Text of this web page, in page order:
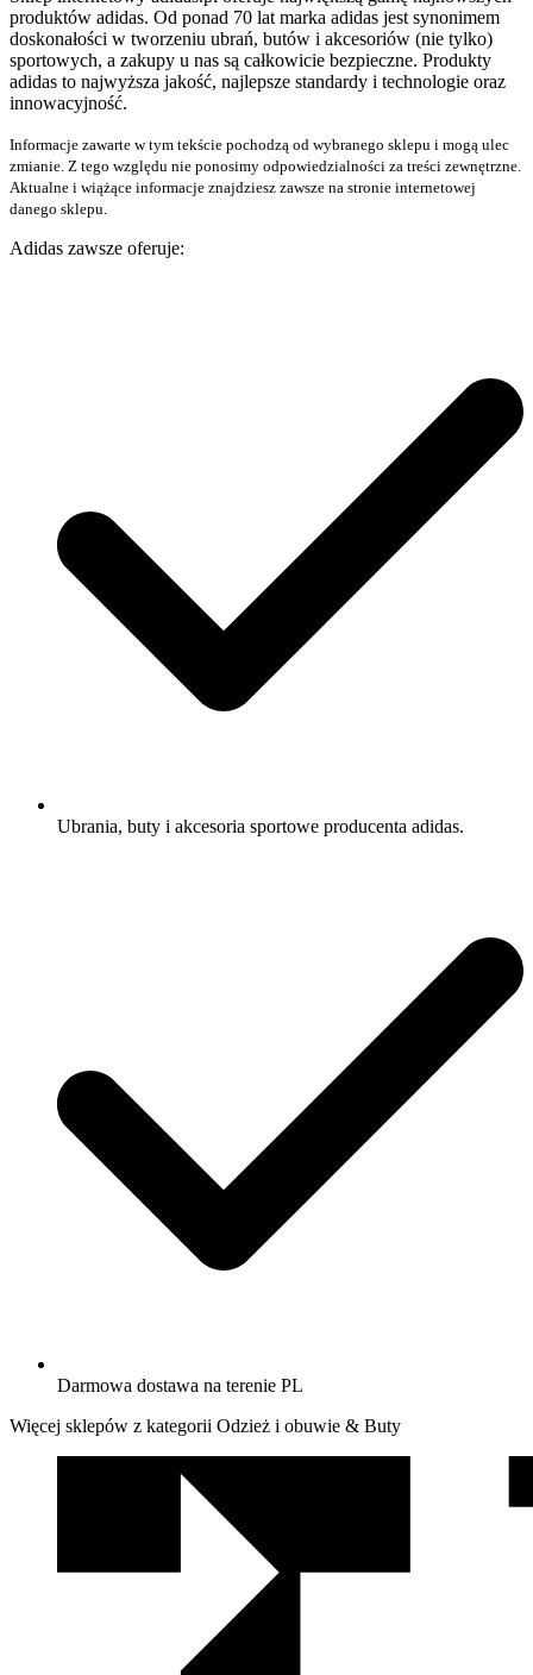
produktów adidas. Od ponad 70 lat marka adidas jest synonimem
doskonałości w tworzeniu ubrań, butów i akcesoriów (nie tylko)
sportowych, a zakupy u nas są całkowicie bezpieczne. Produkty
adidas to najwyższa jakość, najlepsze standardy i technologie oraz
innowacyjność.
Informacje zawarte w tym tekście pochodzą od wybranego sklepu i mogą ulec
zmianie. Z tego względu nie ponosimy odpowiedzialności za treści zewnętrzne.
Aktualne i wiążące informacje znajdziesz zawsze na stronie internetowej
danego sklepu.
Adidas zawsze oferuje:
Ubrania, buty i akcesoria sportowe producenta adidas.
Darmowa dostawa na terenie PL
Więcej sklepów z kategorii Odzież i obuwie & Buty